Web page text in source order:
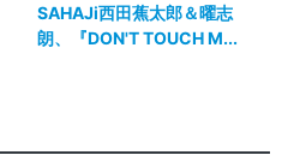
SAHAJi西田蕉太郎＆曜志
朗、『DON'T TOUCH M...